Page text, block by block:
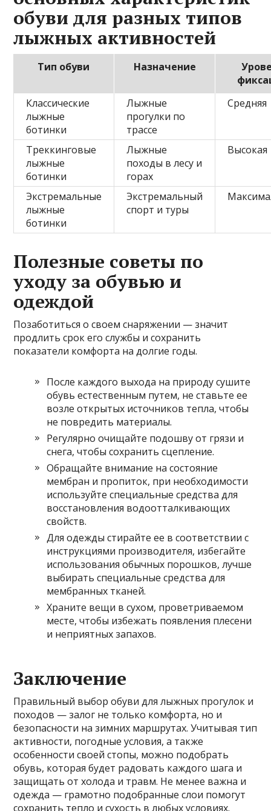
обуви для разных типов
лыжных активностей
Тип обуви Назначение
Классические
лыжные
ботинки
Лыжные
прогулки по
трассе
Средняя
Треккинговые
лыжные
ботинки
Лыжные
походы в лесу и
горах
Высокая
Экстремальные
лыжные
ботинки
Экстремальный
спорт и туры
Полезные советы по
уходу за обувью и
одеждой
Позаботиться о своем снаряжении — значит
продлить срок его службы и сохранить
показатели комфорта на долгие годы.
После каждого выхода на природу сушите
обувь естественным путем, не ставьте ее
возле открытых источников тепла, чтобы
не повредить материалы.
Регулярно очищайте подошву от грязи и
снега, чтобы сохранить сцепление.
Обращайте внимание на состояние
мембран и пропиток, при необходимости
используйте специальные средства для
восстановления водоотталкивающих
свойств.
Для одежды стирайте ее в соответствии с
инструкциями производителя, избегайте
использования обычных порошков, лучше
выбирать специальные средства для
мембранных тканей.
Храните вещи в сухом, проветриваемом
месте, чтобы избежать появления плесени
и неприятных запахов.
Заключение
Правильный выбор обуви для лыжных прогулок и
походов — залог не только комфорта, но и
безопасности на зимних маршрутах. Учитывая тип
активности, погодные условия, а также
особенности своей стопы, можно подобрать
обувь, которая будет радовать каждого шага и
защищать от холода и травм. Не менее важна и
одежда — грамотно подобранные слои помогут
сохранить тепло и сухость в любых условиях.